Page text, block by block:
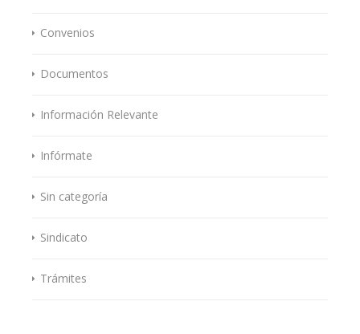
Convenios
Documentos
Información Relevante
Infórmate
Sin categoría
Sindicato
Trámites